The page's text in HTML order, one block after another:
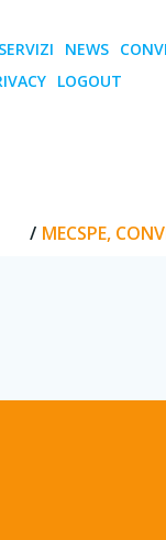
SERVIZI NEWS
LOGOUT
MECSPE,